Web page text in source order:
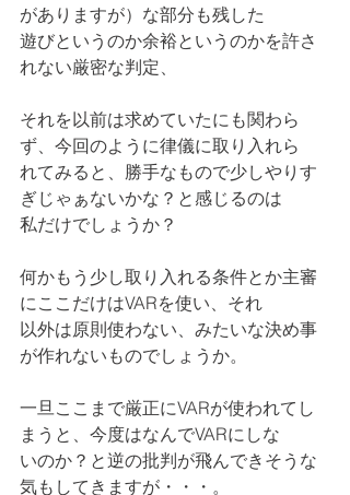
がありますが）な部分も残した
遊びというのか余裕というのかを許さ
れない厳密な判定、
それを以前は求めていたにも関わら
ず、今回のように律儀に取り入れら
れてみると、勝手なもので少しやりす
ぎじゃぁないかな？と感じるのは
私だけでしょうか？
何かもう少し取り入れる条件とか主審
にここだけはVARを使い、それ
以外は原則使わない、みたいな決め事
が作れないものでしょうか。
一旦ここまで厳正にVARが使われてし
まうと、今度はなんでVARにしな
いのか？と逆の批判が飛んできそうな
気もしてきますが・・・。